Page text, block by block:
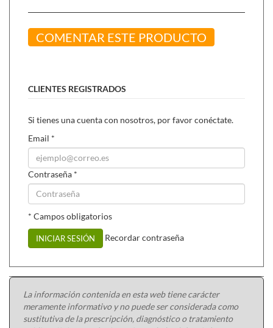
COMENTAR ESTE PRODUCTO
CLIENTES REGISTRADOS
Si tienes una cuenta con nosotros, por favor conéctate.
Email *
Contraseña *
* Campos obligatorios
INICIAR SESIÓN Recordar contraseña
La información contenida en esta web tiene carácter
meramente informativo y no puede ser considerada como
sustitutiva de la prescripción, diagnóstico o tratamiento